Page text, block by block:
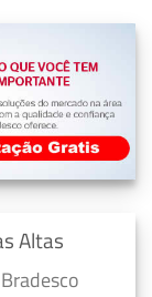
Altas